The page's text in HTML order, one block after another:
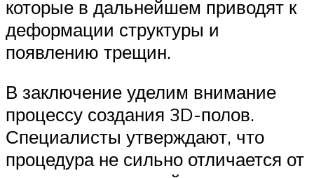
которые в дальнейшем приводят к
деформации структуры и
появлению трещин.
В заключение уделим внимание
процессу создания 3D-полов.
Специалисты утверждают, что
процедура не сильно отличается от